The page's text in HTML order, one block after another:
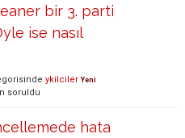
bir 3. parti
ise nasıl
ykilciler Yeni
soruldu
hata